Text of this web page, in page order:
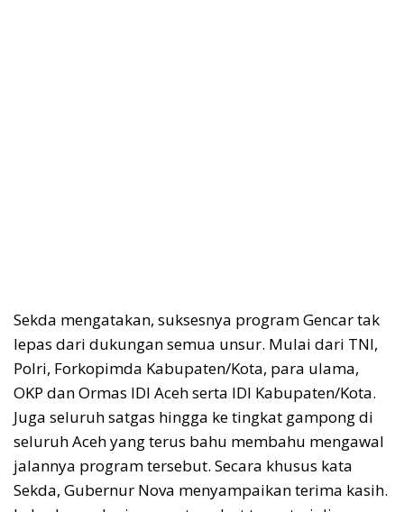
Sekda mengatakan, suksesnya program Gencar tak
lepas dari dukungan semua unsur. Mulai dari TNI,
Polri, Forkopimda Kabupaten/Kota, para ulama,
OKP dan Ormas IDI Aceh serta IDI Kabupaten/Kota.
Juga seluruh satgas hingga ke tingkat gampong di
seluruh Aceh yang terus bahu membahu mengawal
jalannya program tersebut. Secara khusus kata
Sekda, Gubernur Nova menyampaikan terima kasih.